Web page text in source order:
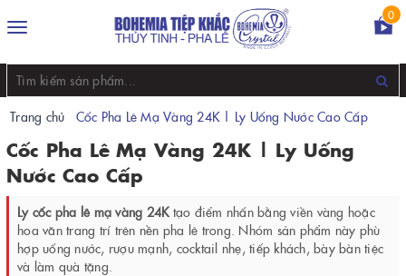
Toggle
0
Trang chủ Cốc Pha Lê Mạ Vàng 24K | Ly Uống Nước Cao Cấp
Cốc Pha Lê Mạ Vàng 24K | Ly Uống
Nước Cao Cấp
Ly cốc pha lê mạ vàng 24Ktạo điểm nhấn bằng viền vàng hoặc
hoa văn trang trí trên nền pha lê trong. Nhóm sản phẩm này phù
hợp uống nước, rượu mạnh, cocktail nhẹ, tiếp khách, bày bàn tiệc
và làm quà tặng.